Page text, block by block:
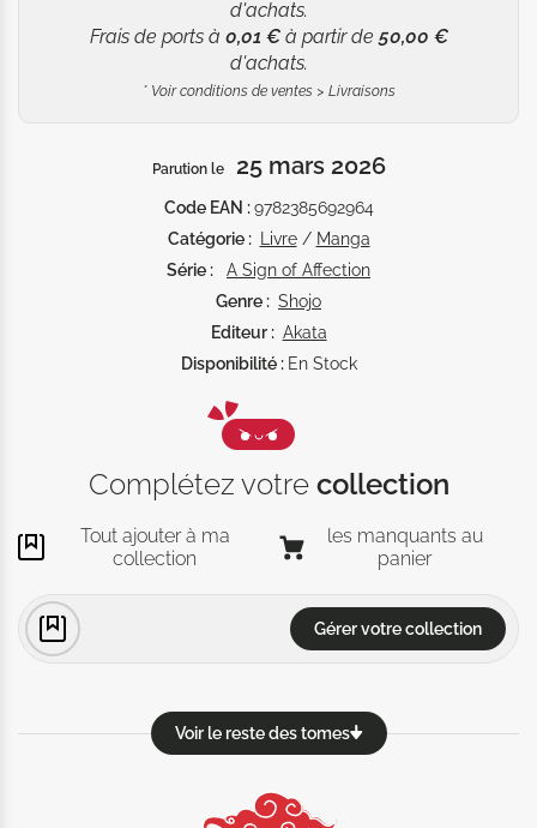
d'achats.
Frais de ports à 0,01 €à partir de50,00 €
d'achats.
* Voir conditions de ventes > Livraisons
Parution le 25 mars 2026
Code EAN :9782385692964
Catégorie :
Livre/ Manga
Série :
A Sign of Affection
Genre : Shojo
Editeur : Akata
Disponibilité : En Stock
Complétez votre collection
Tout ajouter à ma
collection
les manquants au
panier
Gérer votre collection
Voir le reste des tomes